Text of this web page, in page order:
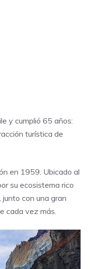
y cumplió 65 años:
turística de
en 1959. Ubicado al
su ecosistema rico
con una gran
cada vez más.